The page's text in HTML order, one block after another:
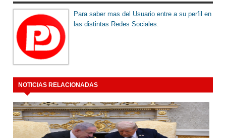
Para saber mas del Usuario entre a su perfil en
las distintas Redes Sociales.
NOTICIAS RELACIONADAS